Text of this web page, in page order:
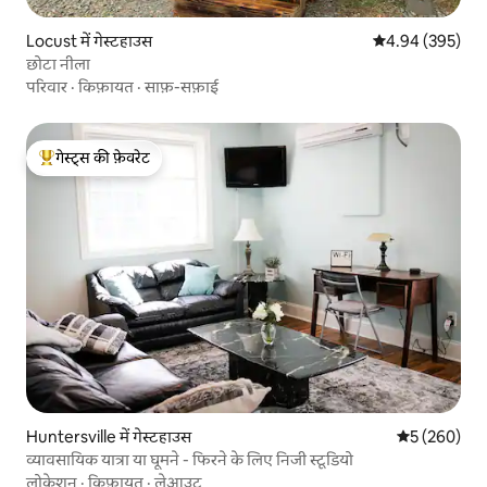
Locust में गेस्टहाउस औसत रेटिंग 5 में से
4.94 (395)
छोटा नीला
परिवार ·किफ़ायत ·साफ़-सफ़ाई
गेस्ट्स का टॉप फ़ेवरेट
गेस्ट्स की फ़ेवरेट
Huntersville में गेस्टहाउस औसत रेटिंग 5
5 (260)
व्यावसायिक यात्रा या घूमने - फिरने के लिए निजी स्टूडियो
लोकेशन ·किफ़ायत ·लेआउट